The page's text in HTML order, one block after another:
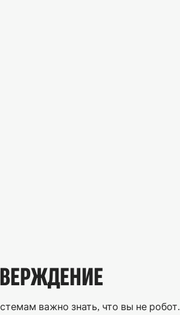
важно знать, что вы не робот.